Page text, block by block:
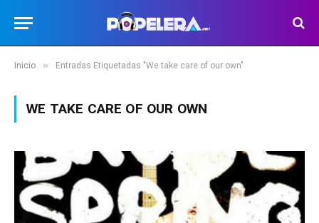
Inicio » Entradas Etiquetadas "We take care of our own"
WE TAKE CARE OF OUR OWN